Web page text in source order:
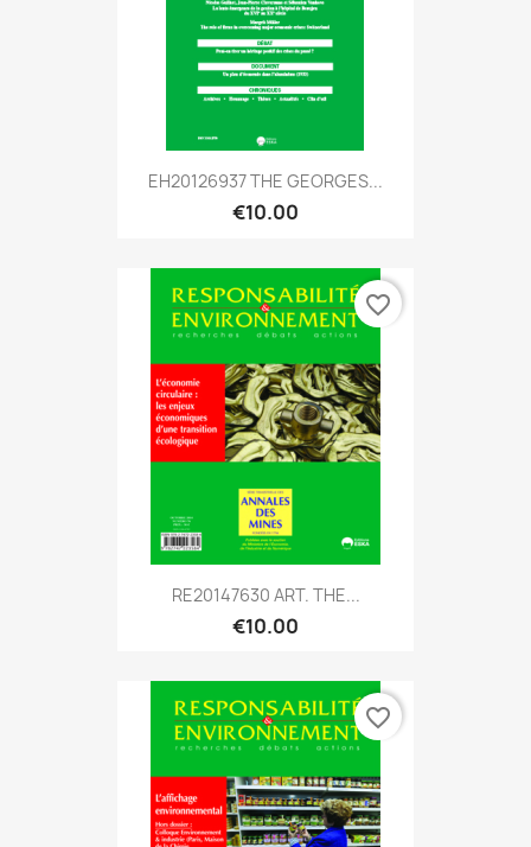
EH20126937 THE GEORGES...
€10.00
RE20147630 ART. THE...
€10.00
favorite_border
favorite_border